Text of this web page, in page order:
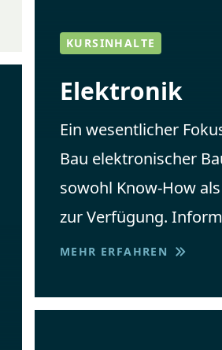
KURSINHALTE
Elektronik
Ein wesentlicher
Bau elektronischer
sowohl Know-How
zur Verfügung.
MEHR ERFAHREN